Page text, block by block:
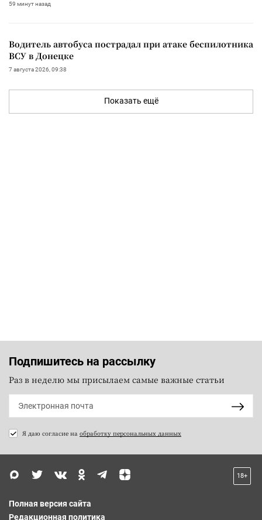
59 минут назад
Водитель автобуса пострадал при атаке беспилотника
ВСУ в Донецке
7 августа 2026, 09:38
Показать ещё
Подпишитесь на рассылку
Раз в неделю мы присылаем самые важные статьи
Я даю согласие на обработку персональных данных
18+
Полная версия сайта
Редакционная политика